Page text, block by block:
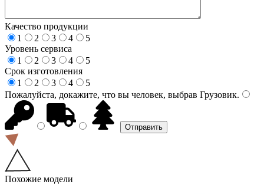
Качество продукции
1
2 3 4
5
Уровень сервиса
1
2 3 4
5
Срок изготовления
1
2 3 4
5
Пожалуйста, докажите, что вы человек, выбрав Грузовик.
Похожие модели